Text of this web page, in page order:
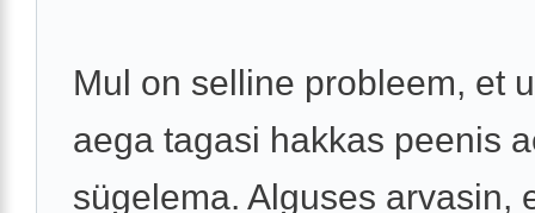
Mul on selline probleem, et
aega tagasi hakkas peenis
sügelema. Alguses arvasin,